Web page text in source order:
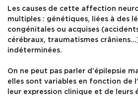
Les causes de cette affection
multiples : génétiques, liées à des
congénitales ou acquises
cérébraux, traumatismes
indéterminées.
On ne peut pas parler d’épilepsie
elles sont variables en fonction de
leur expression clinique et de leurs